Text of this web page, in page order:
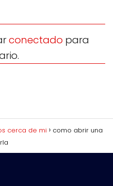
conectado para
cerca de mi
como abrir una